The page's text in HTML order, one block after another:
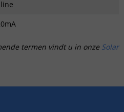
termen vindt u in onze Solar